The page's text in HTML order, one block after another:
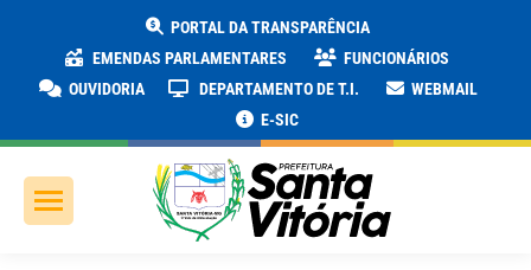
PORTAL DA TRANSPARÊNCIA
EMENDAS PARLAMENTARES
FUNCIONÁRIOS
OUVIDORIA
DEPARTAMENTO DE T.I.
WEBMAIL
E-SIC